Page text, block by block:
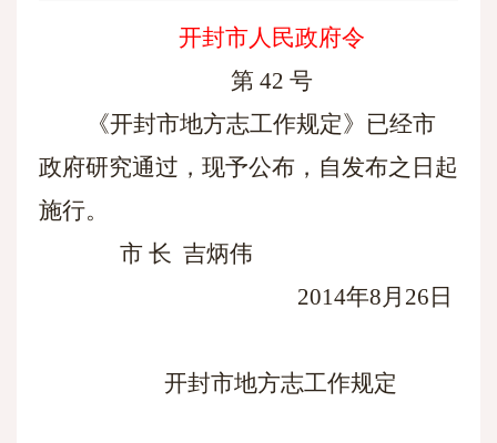
开封市人民政府令
第 42 号
《开封市地方志工作规定》已经市
政府研究通过，现予公布，自发布之日起
施行。
市 长 吉炳伟
2014年8月26日
开封市地方志工作规定